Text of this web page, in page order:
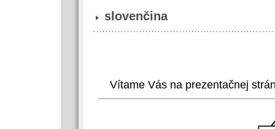
slovenčina
Vítame Vás na prezentačnej